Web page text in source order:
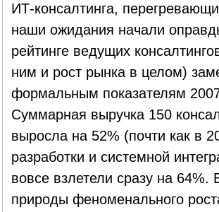
ИТ-консалтинга,
наши ожидания начали
рейтинге ведущих
ним и рост рынка в целом)
формальным показателям
Суммарная выручка 150
выросла на 52% (почти как в
разработки и системной
вовсе взлетели сразу на
природы феноменального